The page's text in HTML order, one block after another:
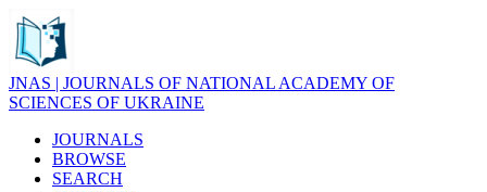
JNAS | JOURNALS OF NATIONAL ACADEMY OF
SCIENCES OF UKRAINE
JOURNALS
BROWSE
SEARCH